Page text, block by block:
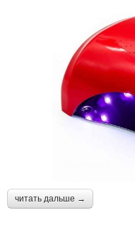
читать дальше →